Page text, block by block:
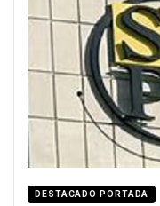
DESTACADO PORTADA